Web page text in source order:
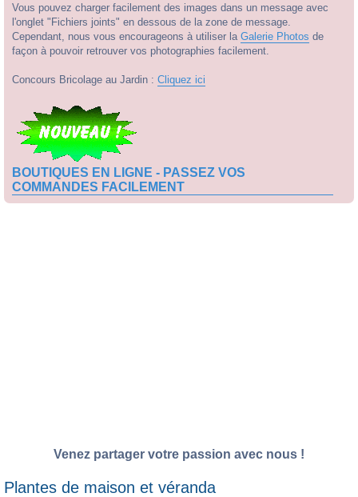
Vous pouvez charger facilement des images dans un message avec
l'onglet "Fichiers joints" en dessous de la zone de message.
Cependant, nous vous encourageons à utiliser la Galerie Photos de
façon à pouvoir retrouver vos photographies facilement.
Concours Bricolage au Jardin : Cliquez ici
BOUTIQUES EN LIGNE - PASSEZ VOS
COMMANDES FACILEMENT
Venez partager votre passion avec nous !
Plantes de maison et véranda